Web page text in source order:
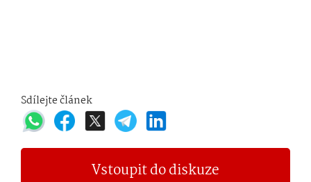
Sdílejte článek
Vstoupit do diskuze